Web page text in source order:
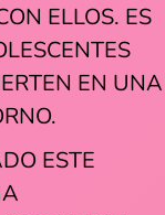
ELLOS. ES
EN UNA
ESTE